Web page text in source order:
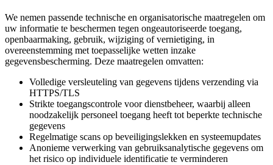
We nemen passende technische en organisatorische maatregelen om
uw informatie te beschermen tegen ongeautoriseerde toegang,
openbaarmaking, gebruik, wijziging of vernietiging, in
overeenstemming met toepasselijke wetten inzake
gegevensbescherming. Deze maatregelen omvatten:
Volledige versleuteling van gegevens tijdens verzending via
HTTPS/TLS
Strikte toegangscontrole voor dienstbeheer, waarbij alleen
noodzakelijk personeel toegang heeft tot beperkte technische
gegevens
Regelmatige scans op beveiligingslekken en systeemupdates
Anonieme verwerking van gebruiksanalytische gegevens om
het risico op individuele identificatie te verminderen